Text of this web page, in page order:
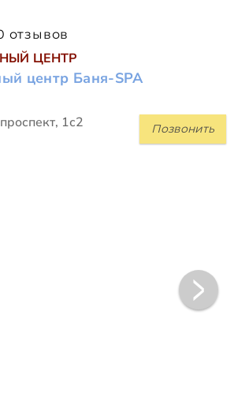
отзывов
ЦЕНТР
центр Баня-SPA
Позвонить
1с2